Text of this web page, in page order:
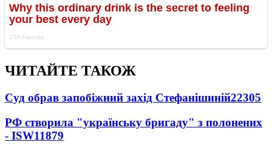
ЧИТАЙТЕ ТАКОЖ
Суд обрав запобіжний захід Стефанішиній22305
РФ створила "українську бригаду" з полонених
- ISW11879